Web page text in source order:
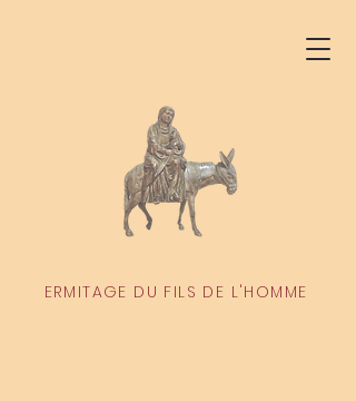
ERMITAGE DU FILS DE L'HOMME